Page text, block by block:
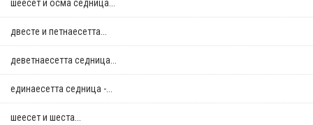
шеесет и осма седница...
двестe и петнаесетта...
деветнаесетта седница...
единаесетта седница -...
шеесет и шеста...